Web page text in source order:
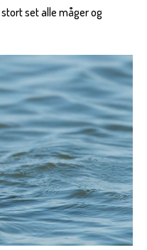
set alle måger og